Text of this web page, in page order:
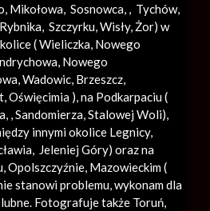
Mikołowa, Sosnowca, , Tychów,
Szczyrku, Wisły, Żor) w
(Wieliczka, Nowego
, Nowego
,Wadowic, Brzeszcz,
,Oświęcimia), na Podkarpaciu (
,Sandomierza,Stalowej Woli),
innymi okolice Legnicy,
, Jeleniej Góry) oraz na
Opolszczyźnie, Mazowieckim (
stanowi problemu, wykonam dla
Fotografuje także Toruń,